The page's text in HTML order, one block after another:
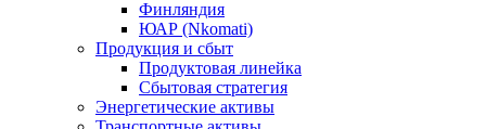
Финляндия
ЮАР (Nkomati)
Продукция и сбыт
Продуктовая линейка
Сбытовая стратегия
Энергетические активы